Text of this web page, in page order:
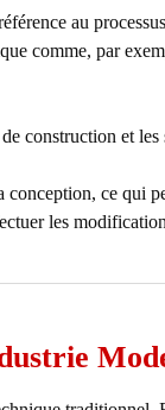
au
comme, par
construction et les
ce qui
les